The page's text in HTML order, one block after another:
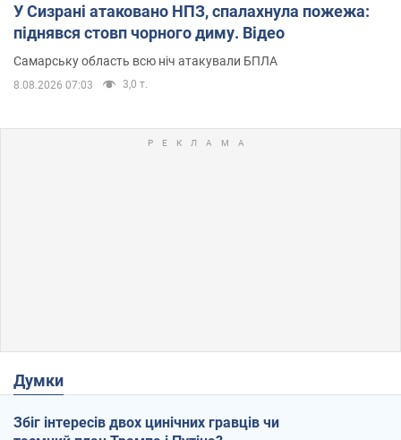
У Сизрані атаковано НПЗ, спалахнула пожежа:
піднявся стовп чорного диму. Відео
Самарську область всю ніч атакували БПЛА
8.08.2026 07:03 3,0 т.
Думки
Збіг інтересів двох цинічних гравців чи